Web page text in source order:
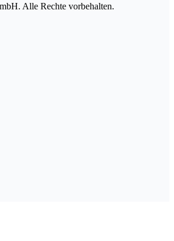
Alle Rechte vorbehalten.